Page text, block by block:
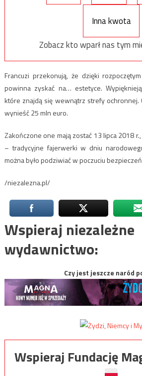
Inna kwota
Zobacz kto wparł nas tym
Francuzi przekonują, że dzięki
powinna zyskać na… estetyce.
które znajdą się wewnątrz strefy ochronnej.
wynieść 25 mln euro.
Zakończone one mają zostać 13 lipca 2018
– tradycyjne fajerwerki w dniu
można było podziwiać w poczuciu
/niezalezna.pl/
Wspieraj niezależne
wydawnictwo:
Czy jest jeszcze naród
Wspieraj Fundację